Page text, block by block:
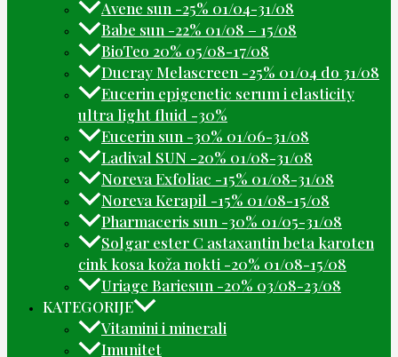
Avene sun -25% 01/04-31/08
Babe sun -22% 01/08 – 15/08
BioTeo 20% 05/08-17/08
Ducray Melascreen -25% 01/04 do 31/08
Eucerin epigenetic serum i elasticity
ultra light fluid -30%
Eucerin sun -30% 01/06-31/08
Ladival SUN -20% 01/08-31/08
Noreva Exfoliac -15% 01/08-31/08
Noreva Kerapil -15% 01/08-15/08
Pharmaceris sun -30% 01/05-31/08
Solgar ester C astaxantin beta karoten
cink kosa koža nokti -20% 01/08-15/08
Uriage Bariesun -20% 03/08-23/08
KATEGORIJE
Vitamini i minerali
Imunitet